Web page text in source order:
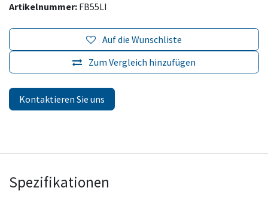
Artikelnummer: FB55LI
Zum Vergleich hinzufügen
Auf die Wunschliste
Kontaktieren Sie uns
Spezifikationen